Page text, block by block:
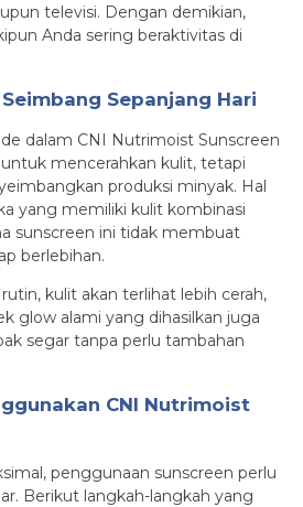
televisi. Dengan demikian,
Anda sering beraktivitas di
Sepanjang Hari
dalam CNI Nutrimoist Sunscreen
mencerahkan kulit, tetapi
produksi minyak. Hal
yang memiliki kulit kombinasi
sunscreen ini tidak membuat
berlebihan.
kulit akan terlihat lebih cerah,
glow alami yang dihasilkan juga
segar tanpa perlu tambahan
CNI Nutrimoist
penggunaan sunscreen perlu
Berikut langkah-langkah yang